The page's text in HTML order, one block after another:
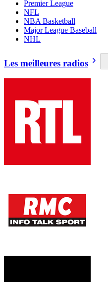
Premier League
NFL
NBA Basketball
Major League Baseball
NHL
Les meilleures radios